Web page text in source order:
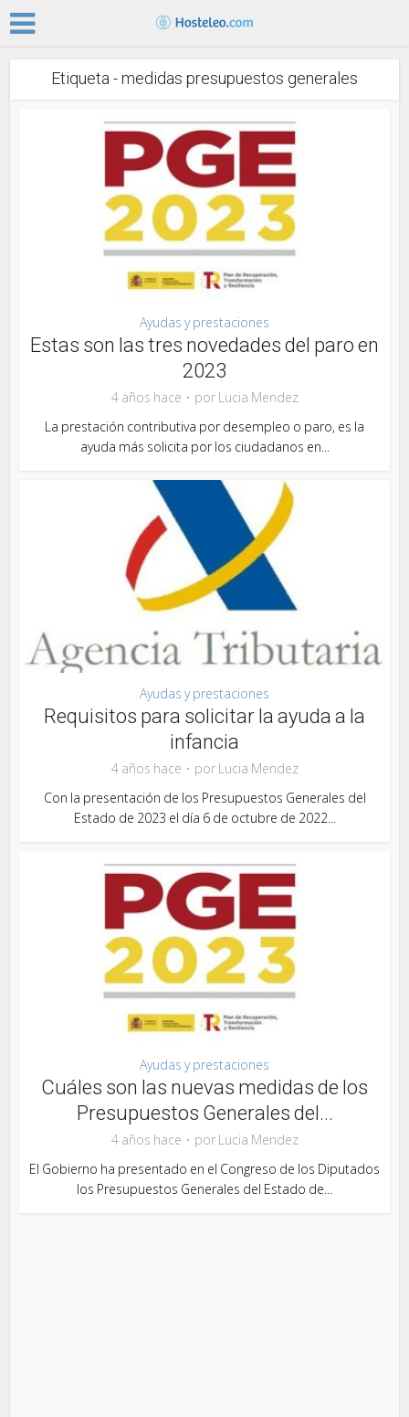
Etiqueta - medidas presupuestos generales
Ayudas y prestaciones
Estas son las tres novedades del paro en
2023
4 años hace por Lucia Mendez
La prestación contributiva por desempleo o paro, es la
ayuda más solicita por los ciudadanos en...
Ayudas y prestaciones
Requisitos para solicitar la ayuda a la
infancia
4 años hace por Lucia Mendez
Con la presentación de los Presupuestos Generales del
Estado de 2023 el día 6 de octubre de 2022...
Ayudas y prestaciones
Cuáles son las nuevas medidas de los
Presupuestos Generales del...
4 años hace por Lucia Mendez
El Gobierno ha presentado en el Congreso de los Diputados
los Presupuestos Generales del Estado de...